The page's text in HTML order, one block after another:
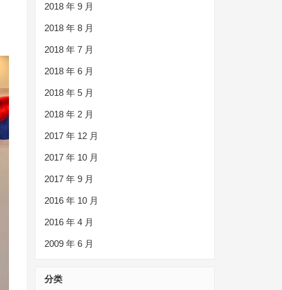
2018 年 9 月
2018 年 8 月
2018 年 7 月
2018 年 6 月
2018 年 5 月
2018 年 2 月
2017 年 12 月
2017 年 10 月
2017 年 9 月
2016 年 10 月
2016 年 4 月
2009 年 6 月
分类